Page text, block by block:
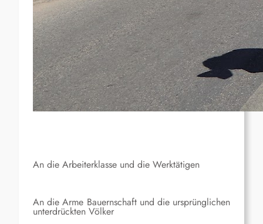
An die Arbeiterklasse und die Werktätigen
An die Arme Bauernschaft und die ursprünglichen
unterdrückten Völker